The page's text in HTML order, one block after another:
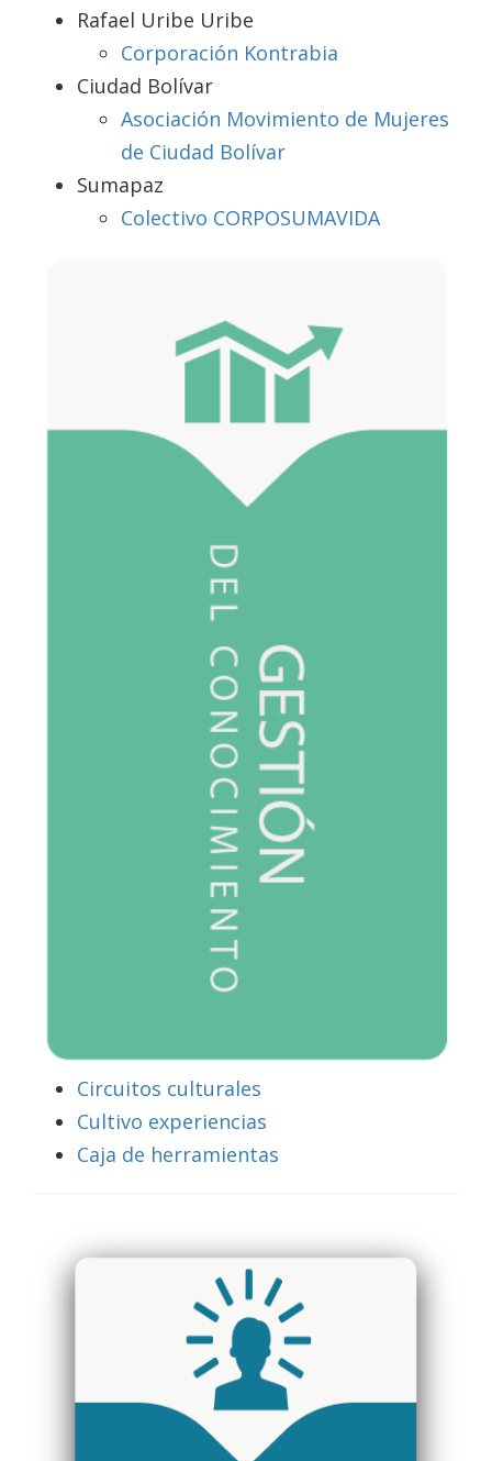
Rafael Uribe Uribe
Corporación Kontrabia
Ciudad Bolívar
Asociación Movimiento de Mujeres
de Ciudad Bolívar
Sumapaz
Colectivo CORPOSUMAVIDA
Circuitos culturales
Cultivo experiencias
Caja de herramientas